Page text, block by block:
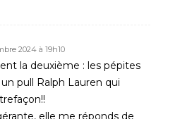
2024 à 19h10
la deuxième : les pépites
un pull Ralph Lauren qui
elle me réponds de